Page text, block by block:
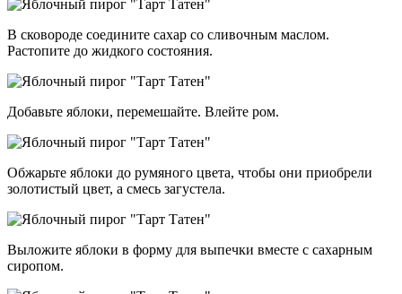
В сковороде соедините сахар со сливочным маслом.
Растопите до жидкого состояния.
Добавьте яблоки, перемешайте. Влейте ром.
Обжарьте яблоки до румяного цвета, чтобы они приобрели
золотистый цвет, а смесь загустела.
Выложите яблоки в форму для выпечки вместе с сахарным
сиропом.